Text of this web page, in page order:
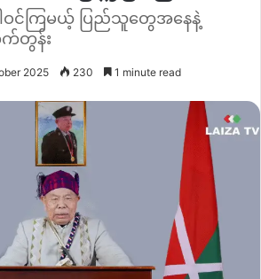
ဝင်ကြမယ့် ပြည်သူတွေအနေနဲ့
တွန်း
2025 230 1 minute read